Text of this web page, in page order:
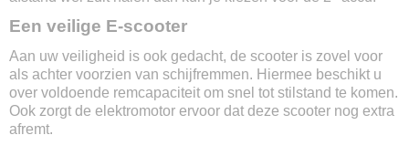
Wielen
10 inch
Remsysteem voor
Schijfrem
Remsysteem achter
Schijfrem & elektronisch
Een veilige E-scooter
Aan uw veiligheid is ook gedacht, de scooter is zovel voor
als achter voorzien van schijfremmen. Hiermee beschikt u
over voldoende remcapaciteit om snel tot stilstand te komen.
Ook zorgt de elektromotor ervoor dat deze scooter nog extra
afremt.